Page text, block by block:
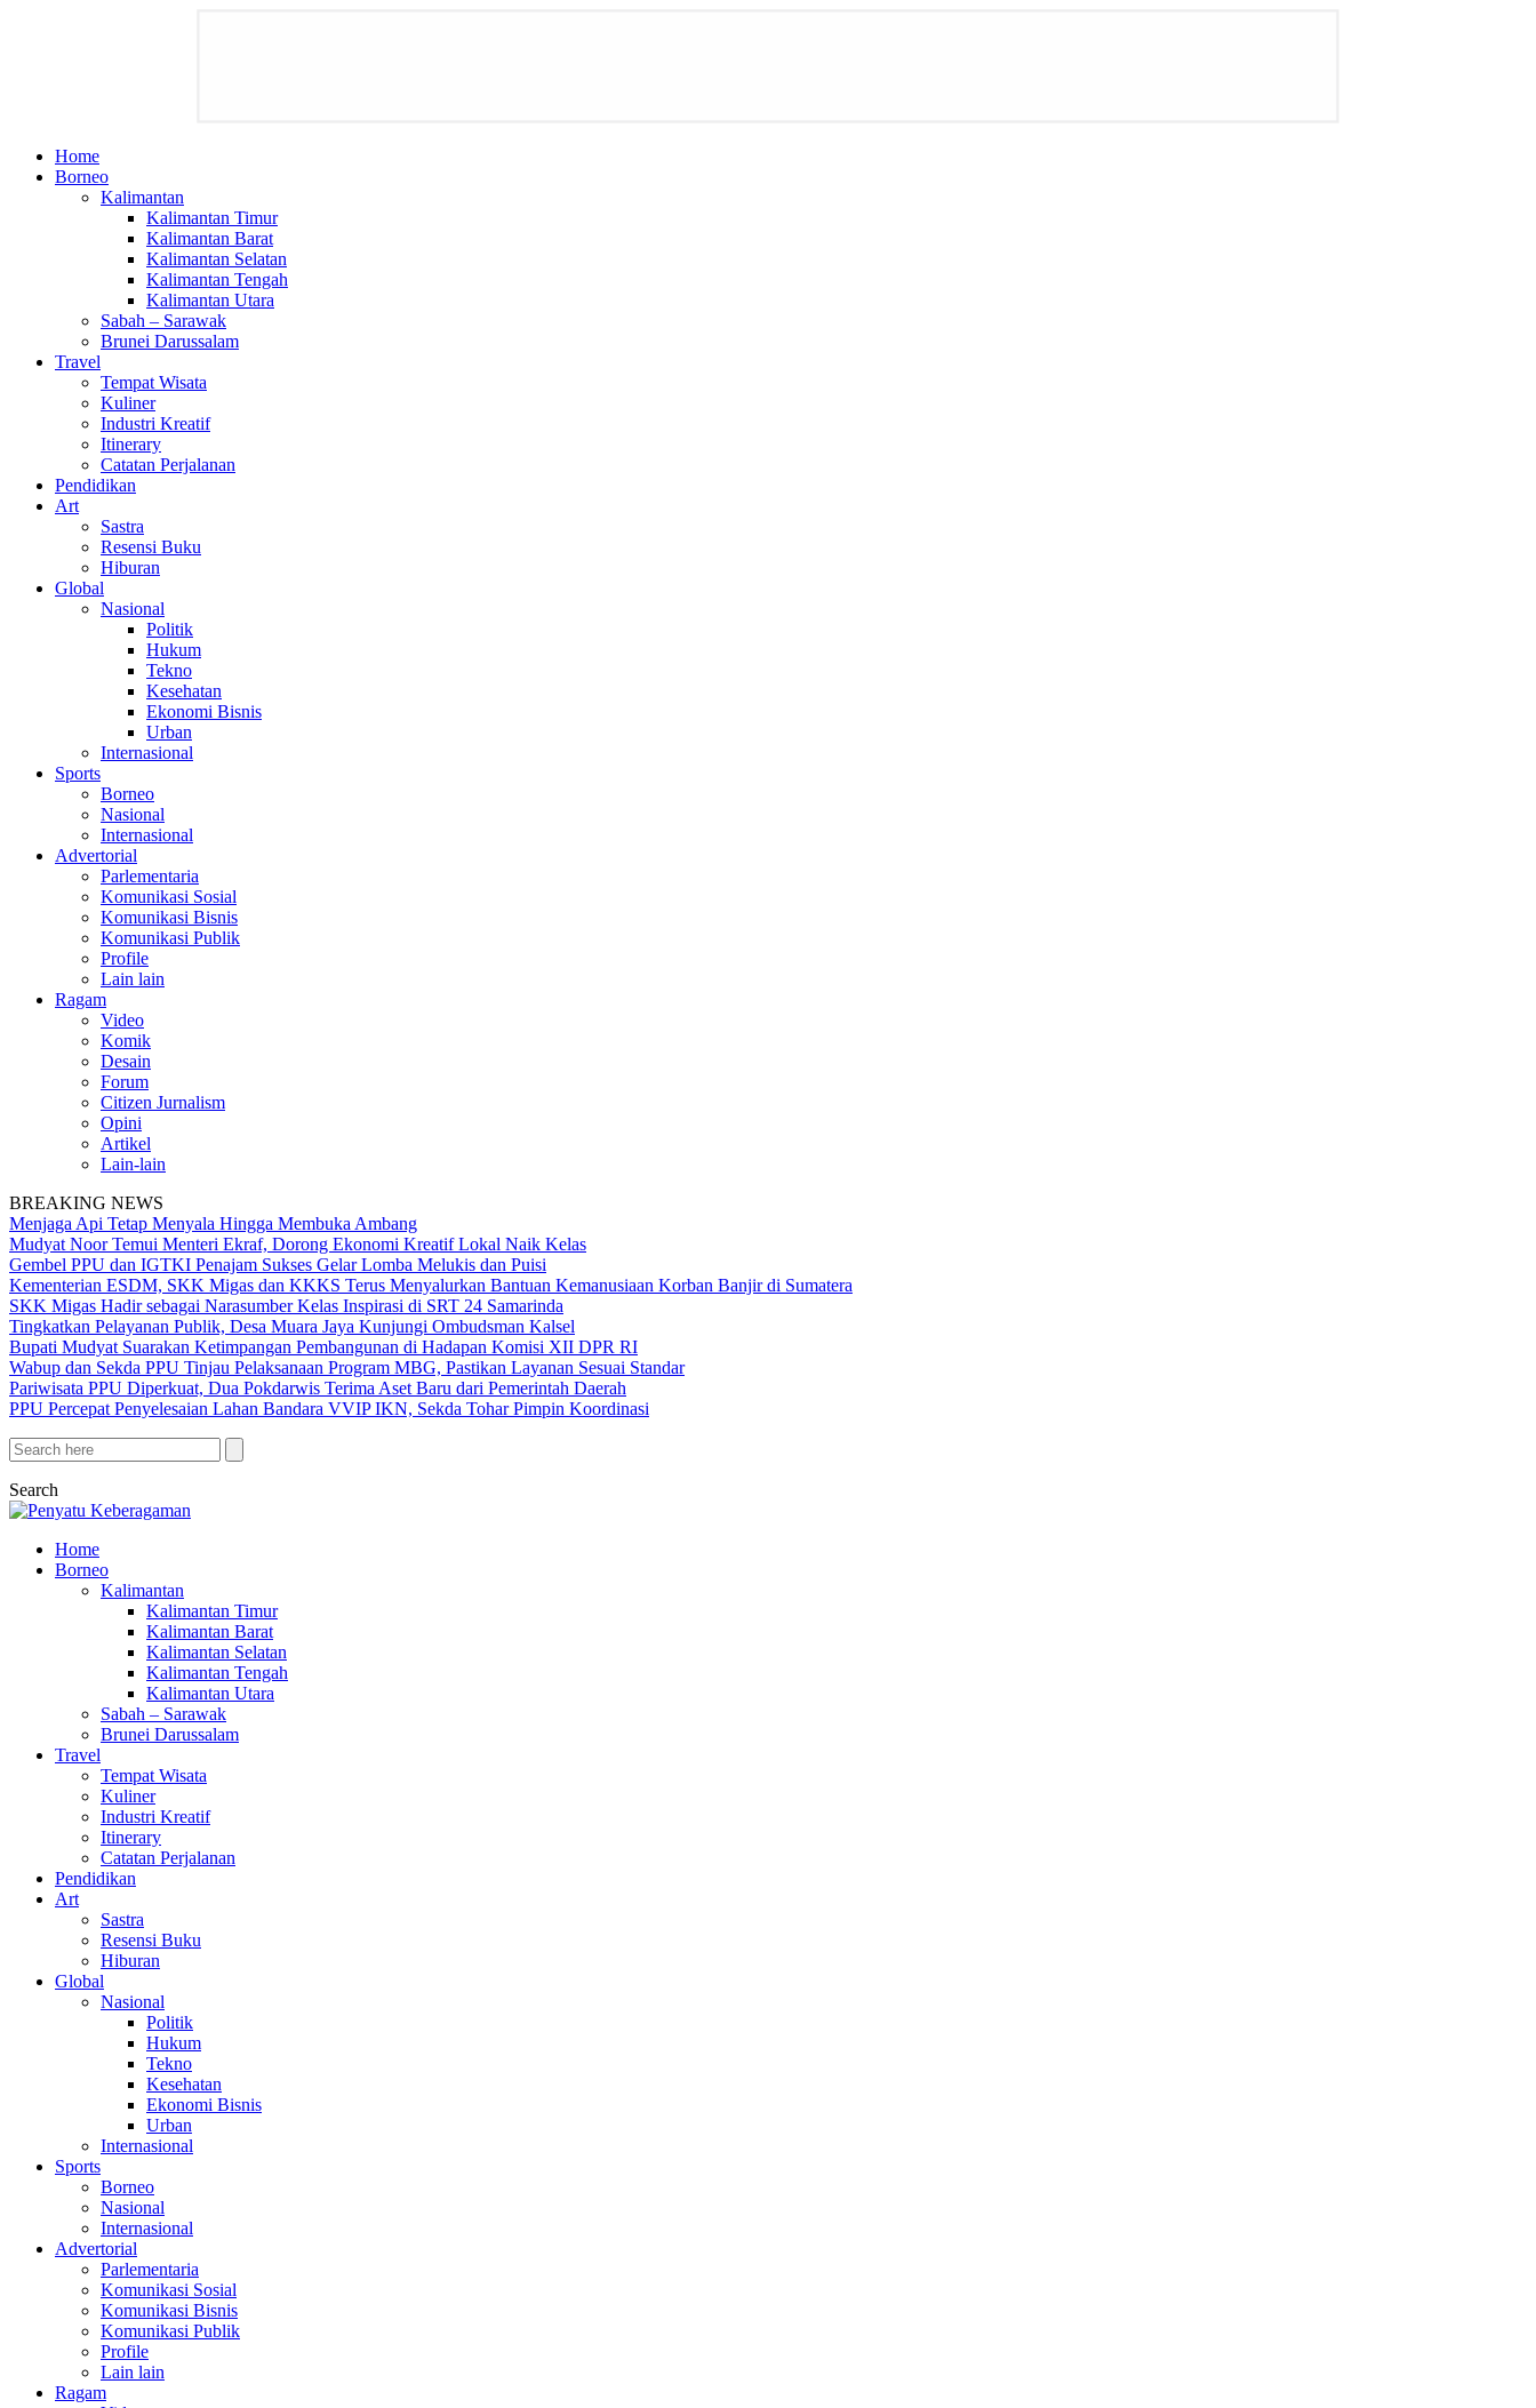
Home
Borneo
Kalimantan
Kalimantan Timur
Kalimantan Barat
Kalimantan Selatan
Kalimantan Tengah
Kalimantan Utara
Sabah – Sarawak
Brunei Darussalam
Travel
Tempat Wisata
Kuliner
Industri Kreatif
Itinerary
Catatan Perjalanan
Pendidikan
Art
Sastra
Resensi Buku
Hiburan
Global
Nasional
Politik
Hukum
Tekno
Kesehatan
Ekonomi Bisnis
Urban
Internasional
Sports
Borneo
Nasional
Internasional
Advertorial
Parlementaria
Komunikasi Sosial
Komunikasi Bisnis
Komunikasi Publik
Profile
Lain lain
Ragam
Video
Komik
Desain
Forum
Citizen Jurnalism
Opini
Artikel
Lain-lain
BREAKING NEWS
Menjaga Api Tetap Menyala Hingga Membuka Ambang
Mudyat Noor Temui Menteri Ekraf, Dorong Ekonomi Kreatif Lokal Naik Kelas
Gembel PPU dan IGTKI Penajam Sukses Gelar Lomba Melukis dan Puisi
Kementerian ESDM, SKK Migas dan KKKS Terus Menyalurkan Bantuan Kemanusiaan Korban Banjir di Sumatera
SKK Migas Hadir sebagai Narasumber Kelas Inspirasi di SRT 24 Samarinda
Tingkatkan Pelayanan Publik, Desa Muara Jaya Kunjungi Ombudsman Kalsel
Bupati Mudyat Suarakan Ketimpangan Pembangunan di Hadapan Komisi XII DPR RI
Wabup dan Sekda PPU Tinjau Pelaksanaan Program MBG, Pastikan Layanan Sesuai Standar
Pariwisata PPU Diperkuat, Dua Pokdarwis Terima Aset Baru dari Pemerintah Daerah
PPU Percepat Penyelesaian Lahan Bandara VVIP IKN, Sekda Tohar Pimpin Koordinasi
Search
Home
Borneo
Kalimantan
Kalimantan Timur
Kalimantan Barat
Kalimantan Selatan
Kalimantan Tengah
Kalimantan Utara
Sabah – Sarawak
Brunei Darussalam
Travel
Tempat Wisata
Kuliner
Industri Kreatif
Itinerary
Catatan Perjalanan
Pendidikan
Art
Sastra
Resensi Buku
Hiburan
Global
Nasional
Politik
Hukum
Tekno
Kesehatan
Ekonomi Bisnis
Urban
Internasional
Sports
Borneo
Nasional
Internasional
Advertorial
Parlementaria
Komunikasi Sosial
Komunikasi Bisnis
Komunikasi Publik
Profile
Lain lain
Ragam